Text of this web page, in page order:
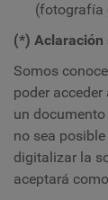
(fotografía
(*) Aclaración
Somos
poder
un
no sea
digitalizar la
aceptará